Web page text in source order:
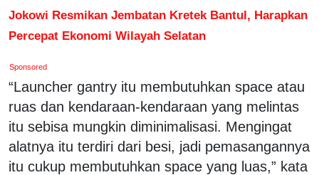
Jokowi Resmikan Jembatan Kretek Bantul, Harapkan
Percepat Ekonomi Wilayah Selatan
Sponsored
“Launcher gantry itu membutuhkan space atau
ruas dan kendaraan-kendaraan yang melintas
itu sebisa mungkin diminimalisasi. Mengingat
alatnya itu terdiri dari besi, jadi pemasangannya
itu cukup membutuhkan space yang luas,” kata